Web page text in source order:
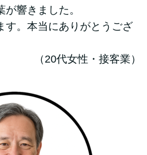
響きました。
す。本当にありがとうござ
（20代女性・接客業）